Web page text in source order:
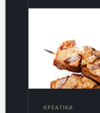
ΚΡΕΑΤΙΚΑ